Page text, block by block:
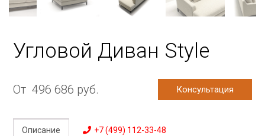
Угловой Диван Style
От 496 686 руб. Консультация
Описание +7 (499) 112-33-48